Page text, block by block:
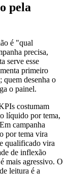
pela
é "qual
precisa,
serve esse
primeiro
quem desenha o
o painel.
costumam
líquido por tema,
campanha
por tema vira
qualificado vira
de inflexão
mais agressivo. O
leitura é a